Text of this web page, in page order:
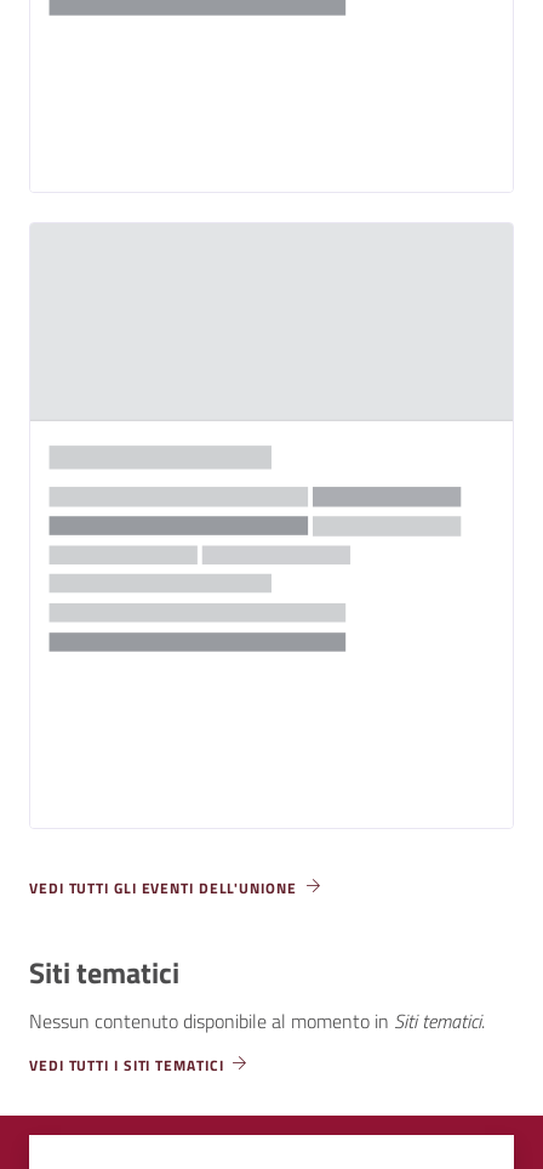
VEDI TUTTI GLI EVENTI DELL'UNIONE
Siti tematici
Nessun contenuto disponibile al momento in Siti tematici.
VEDI TUTTI I SITI TEMATICI